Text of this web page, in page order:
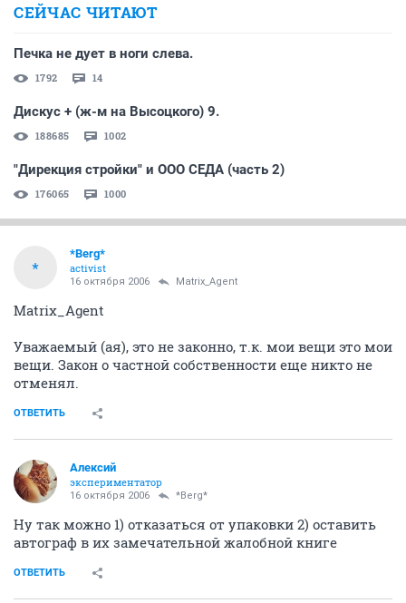
СЕЙЧАС ЧИТАЮТ
Печка не дует в ноги слева.
1792 14
Дискус + (ж-м на Высоцкого) 9.
188685 1002
"Дирекция стройки" и ООО СЕДА (часть 2)
176065 1000
*
*Berg*
activist
16 октября 2006 Matrix_Agent
Matrix_Agent
Уважаемый (ая), это не законно, т.к. мои вещи это мои
вещи. Закон о частной собственности еще никто не
отменял.
ОТВЕТИТЬ
Алексий
экспериментатор
16 октября 2006 *Berg*
Ну так можно 1) отказаться от упаковки 2) оставить
автограф в их замечательной жалобной книге
ОТВЕТИТЬ